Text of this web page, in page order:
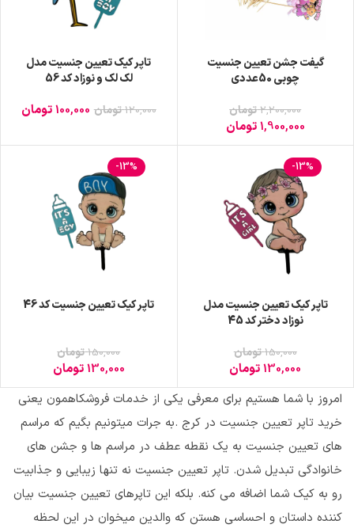
گیفت جشن تعیین جنسیت
چوبی 50عددی
2,200,000تومان
1,900,000تومان
تاپر کیک تعیین جنسیت مدل
لک لک و نوزاد کد 56
120,000تومان 100,000تومان
-13%
تاپر کیک تعیین جنسیت مدل
نوزاد دختر کد 45
150,000تومان
130,000تومان
-13%
تاپر کیک تعیین جنسیت کد 46
150,000تومان
130,000تومان
امروز با شما هستیم برای معرفی یکی از خدمات فروشکاهمون یعنی
خرید تاپر تعیین جنسیت در کرج .به جرات میتونیم بگیم که مراسم
های تعیین جنسیت به یک نقطه عطف در مراسم ها و جشن های
خانوادگی تبدیل شدن. تاپر تعیین جنسیت نه تنها زیبایی و جذابیت
رو به کیک شما اضافه می کنه. بلکه این تاپرهای تعیین جنسیت بیان
کننده داستان و احساسی هستن که والدین میخوان در این لحظه